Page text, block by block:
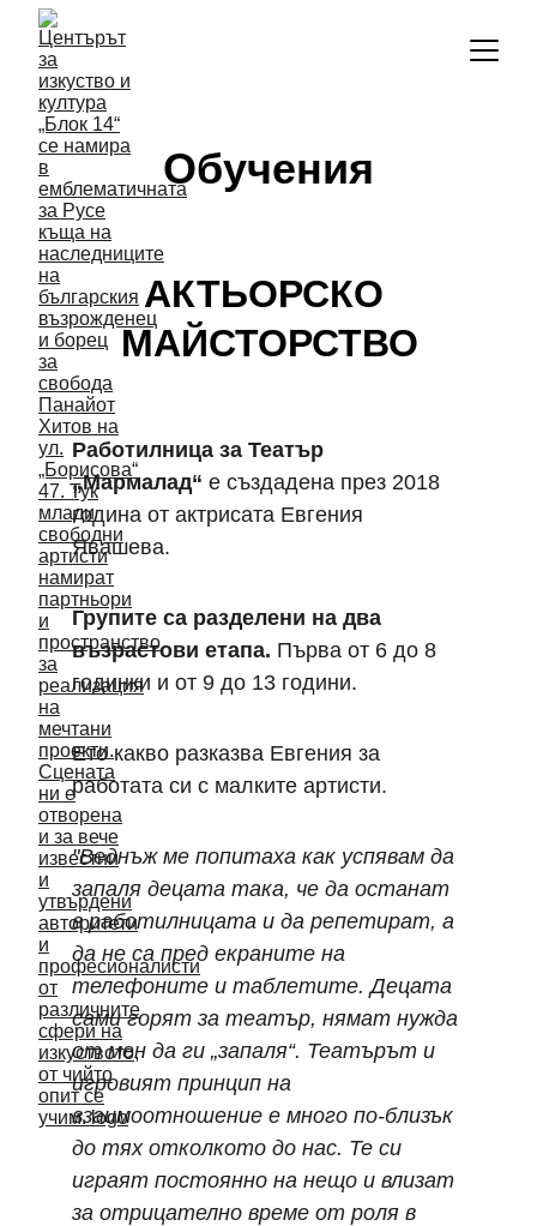
Обучения
АКТЬОРСКО
МАЙСТОРСТВО
Работилница за Театър
„Мармалад“ е създадена през 2018
година от актрисата Евгения
Явашева.
Групите са разделени на два
възрастови етапа. Първа от 6 до 8
годинки и от 9 до 13 години.
Ето какво разказва Евгения за
работата си с малките артисти.
"Веднъж ме попитаха как успявам да
запаля децата така, че да останат
в работилницата и да репетират, а
да не са пред екраните на
телефоните и таблетите. Децата
сами горят за театър, нямат нужда
от мен да ги „запаля“. Театърът и
игровият принцип на
взаимоотношение е много по-близък
до тях отколкото до нас. Те си
играят постоянно на нещо и влизат
за отрицателно време от роля в